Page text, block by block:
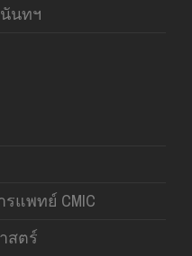
นทฯ
แพทย์ CMIC
สตร์